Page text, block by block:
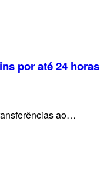
por até 24 horas
ao…